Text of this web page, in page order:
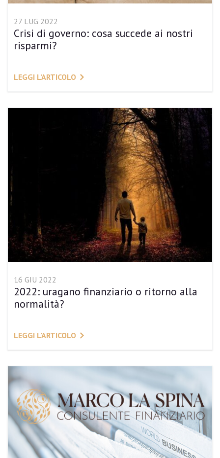
27 LUG 2022
Crisi di governo: cosa succede ai nostri
risparmi?
LEGGI L’ARTICOLO
16 GIU 2022
2022: uragano finanziario o ritorno alla
normalità?
LEGGI L’ARTICOLO